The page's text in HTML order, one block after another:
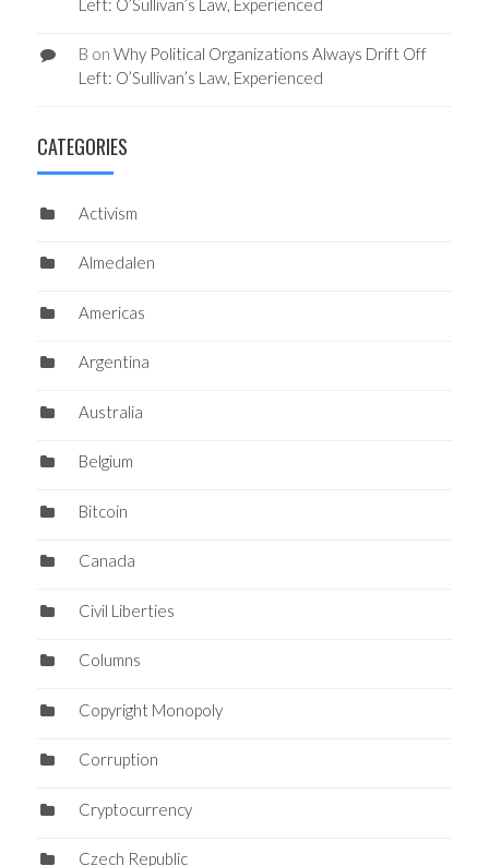
B on Why Political Organizations Always Drift Off
Left: O’Sullivan’s Law, Experienced
CATEGORIES
Activism
Almedalen
Americas
Argentina
Australia
Belgium
Bitcoin
Canada
Civil Liberties
Columns
Copyright Monopoly
Corruption
Cryptocurrency
Czech Republic